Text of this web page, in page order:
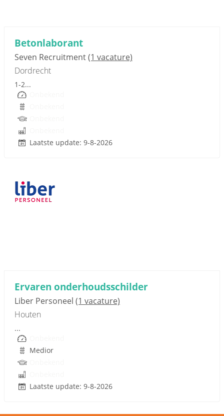
Betonlaborant
Seven Recruitment(1 vacature)
Dordrecht
1-2...
Laatste update: 9-8-2026
Ervaren onderhoudsschilder
Liber Personeel (1 vacature)
Houten
...
Medior
Laatste update: 9-8-2026